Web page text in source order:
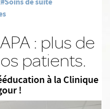
: plus de
patients.
à la Clinique
!